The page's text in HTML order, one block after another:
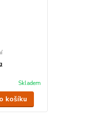
Skladem
košíku